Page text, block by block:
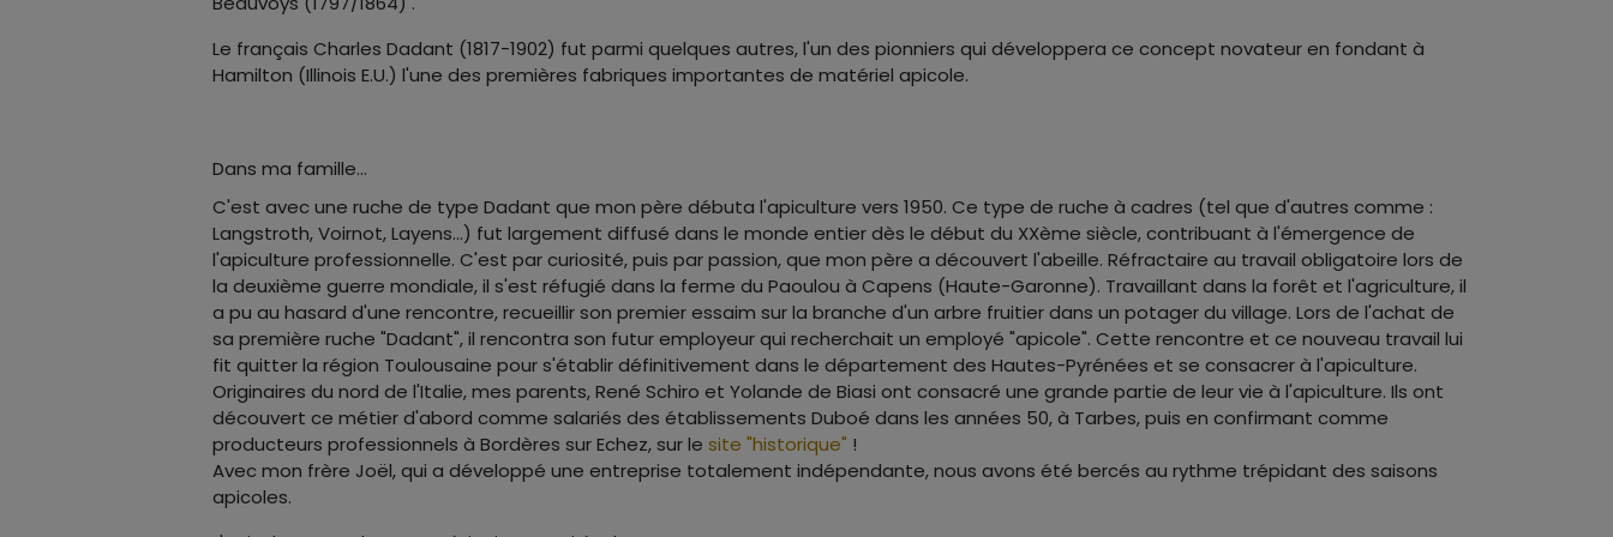
Le français Charles Dadant (1817-1902) fut parmi quelques autres, l'un des pionniers qui développera ce concept novateur en fondant à
Hamilton (Illinois E.U.) l'une des premières fabriques importantes de matériel apicole.
Dans ma famille...
C'est avec une ruche de type Dadant que mon père débuta l'apiculture vers 1950. Ce type de ruche à cadres (tel que d'autres comme :
Langstroth, Voirnot, Layens…) fut largement diffusé dans le monde entier dès le début du XXème siècle, contribuant à l'émergence de
l'apiculture professionnelle. C'est par curiosité, puis par passion, que mon père a découvert l'abeille. Réfractaire au travail obligatoire lors de
la deuxième guerre mondiale, il s'est réfugié dans la ferme du Paoulou à Capens (Haute-Garonne). Travaillant dans la forêt et l'agriculture, il
a pu au hasard d'une rencontre, recueillir son premier essaim sur la branche d'un arbre fruitier dans un potager du village. Lors de l'achat de
sa première ruche "Dadant", il rencontra son futur employeur qui recherchait un employé "apicole". Cette rencontre et ce nouveau travail lui
fit quitter la région Toulousaine pour s'établir définitivement dans le département des Hautes-Pyrénées et se consacrer à l'apiculture.
Originaires du nord de l'Italie, mes parents, René Schiro et Yolande de Biasi ont consacré une grande partie de leur vie à l'apiculture. Ils ont
découvert ce métier d'abord comme salariés des établissements Duboé dans les années 50, à Tarbes, puis en confirmant comme
producteurs professionnels à Bordères sur Echez, sur le site "historique" !
Avec mon frère Joël, qui a développé une entreprise totalement indépendante, nous avons été bercés au rythme trépidant des saisons
apicoles.